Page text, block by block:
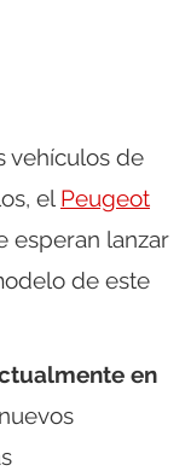
vehículos de
el Peugeot
esperan lanzar
de este
en